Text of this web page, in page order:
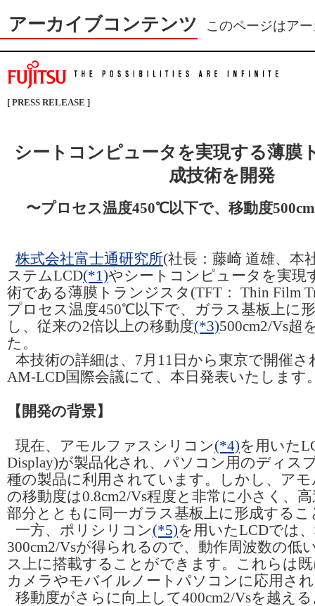
アーカイブコンテンツ このページはア
[ PRESS RELEASE ]
シートコンピュータを実現する薄膜
成技術を開発
〜プロセス温度450℃以下で、移動度
株式会社富士通研究所(社長：藤崎 道雄、本
ステムLCD(*1)やシートコンピュータを実現
術である薄膜トランジスタ(TFT： Thin Film
プロセス温度450℃以下で、ガラス基板上に
し、従来の2倍以上の移動度(*3)500cm2/Vs超
た。
本技術の詳細は、7月11日から東京で開催さ
AM-LCD国際会議にて、本日発表いたします
【開発の背景】
現在、アモルファスシリコン(*4)を用いた
Display)が製品化され、パソコン用のディス
種の製品に利用されています。しかし、ア
の移動度は0.8cm2/Vs程度と非常に小さく、
部分とともに同一ガラス基板上に形成する
一方、ポリシリコン(*5)を用いたLCDでは
300cm2/Vsが得られるので、動作周波数の低
ス上に搭載することができます。これらは
カメラやモバイルノートパソコンに応用さ
移動度がさらに向上して400cm2/Vsを越え